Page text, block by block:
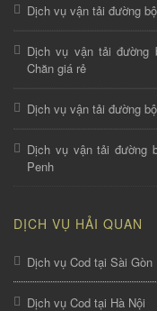
Dịch vụ vận tải đường
Dịch vụ vận tải đường
Chăn giá rẻ
Dịch vụ vận tải đường
Dịch vụ vận tải đường
Penh
DỊCH VỤ HẢI QUAN
Dịch vụ Cod tại Sài Gòn
Dịch vụ Cod tại Hà Nội